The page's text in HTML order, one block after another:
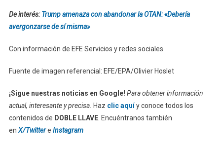
De interés:Trump amenaza con abandonar la OTAN: «Debería
avergonzarse de sí misma»
Con información de EFE Servicios y redes sociales
Fuente de imagen referencial: EFE/EPA/Olivier Hoslet
¡Sigue nuestras noticias en Google! Para obtener información
actual, interesante y precisa. Haz clic aquíy conoce todos los
contenidos de DOBLE LLAVE. Encuéntranos también
enX/Twittere Instagram